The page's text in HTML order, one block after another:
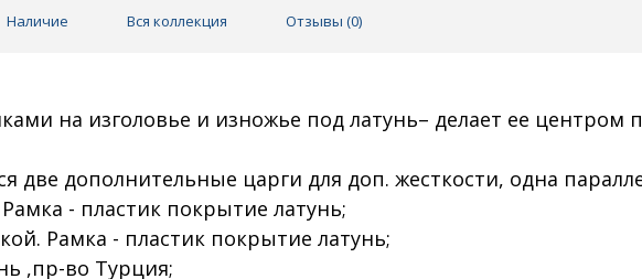
Наличие Вся коллекция Отзывы (0)
на изголовье и изножье под латунь– делает ее центром
две дополнительные царги для доп. жесткости, одна
- пластик покрытие латунь;
Рамка - пластик покрытие латунь;
,пр-во Турция;